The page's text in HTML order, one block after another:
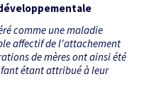
comme une maladie
affectif de l'attachement
de mères ont ainsi été
étant attribué à leur